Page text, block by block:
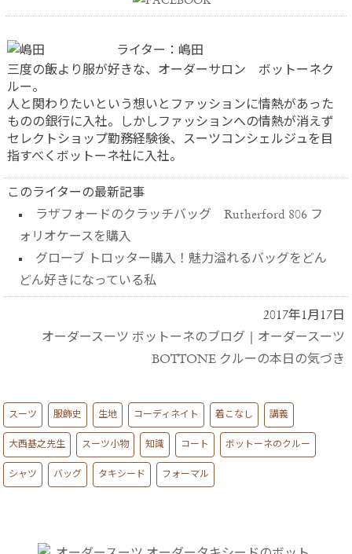
ライター：嶋田
三度の飯より服が好きな、オーダーサロン ボットーネク
ルー。
人と関わりたいという想いとファッションに情熱があった
ものの銀行に入社。しかしファッションへの情熱が消えず
セレクトショップ勤務経験後、スーツコンシェルジュを目
指すべくボットーネ社に入社。
このライターの最新記事
ラザフォードのクラッチバッグ Rutherford 806 フ
ォリオケースを購入
グローブ トロッター購入！魅力溢れるバッグをどん
どん好きになっている私
2017年1月17日
オーダースーツ ボットーネのブログ
オーダースーツ
BOTTONE クルーの本日の気づき
スーツ 服飾史 生地 コーディネイト 着こなし 講義
大西基之先生 スーツ小物 知識 コート ボットーネのクルー
シャツ バッグ タキシード フォーマル